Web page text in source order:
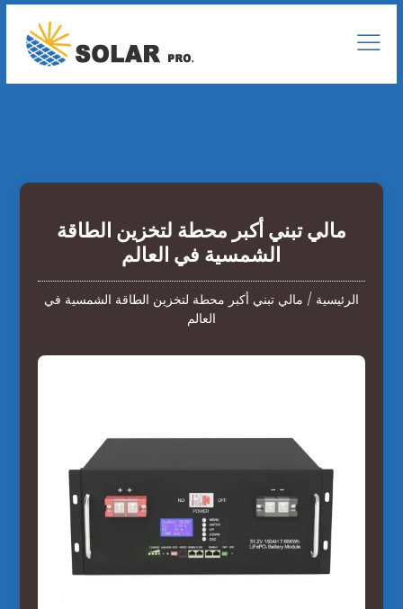
مالي تبني أكبر محطة لتخزين الطاقة
الشمسية في العالم
الرئيسية / مالي تبني أكبر محطة لتخزين الطاقة الشمسية في
العالم